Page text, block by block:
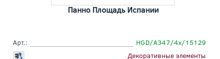
Панно Площадь Испании
Арт.:
HGD/A347/4x/15129
Декоративные элементы